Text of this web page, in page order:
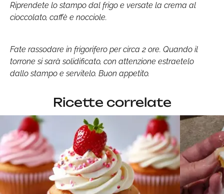
Riprendete lo stampo dal frigo e versate la crema al
cioccolato, caffè e nocciole.
Fate rassodare in frigorifero per circa 2 ore. Quando il
torrone si sarà solidificato, con attenzione estraetelo
dallo stampo e servitelo. Buon appetito.
Ricette correlate